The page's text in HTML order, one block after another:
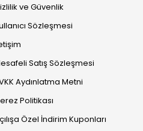
ve Güvenlik
Sözleşmesi
Satış Sözleşmesi
Aydınlatma Metni
Politikası
Özel İndirim Kuponları